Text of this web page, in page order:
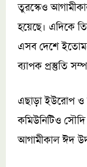
তুরস্কেও
হয়েছে। এদিকে
এসব দেশে
ব্যাপক প্রস্তুতি
এছাড়া ইউরোপ ও
কমিউনিটিও
আগামীকাল ঈদ